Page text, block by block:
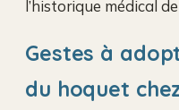
l’historique médical de
Gestes à
du hoquet